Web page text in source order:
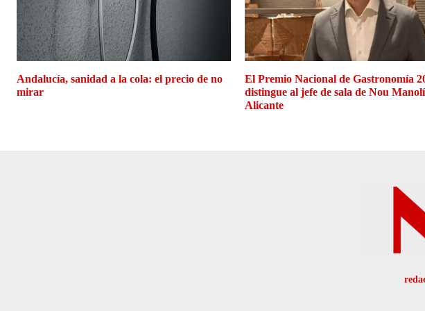
Andalucía, sanidad a la cola: el precio de no
mirar
El Premio Nacional de Gastronomía
distingue al jefe de sala de Nou
Alicante